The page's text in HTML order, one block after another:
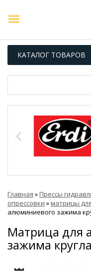
КАТАЛОГ ТОВАРОВ
Главная »Прессы
опрессовки »матрицы
алюминиевого зажима
Матрица для
зажима